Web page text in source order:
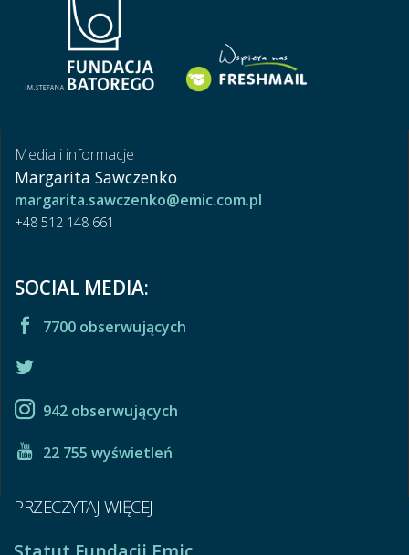
Media i informacje
Margarita Sawczenko
margarita.sawczenko@emic.com.pl
+48 512 148 661
SOCIAL MEDIA:
7700 obserwujących
942 obserwujących
22 755 wyświetleń
PRZECZYTAJ WIĘCEJ